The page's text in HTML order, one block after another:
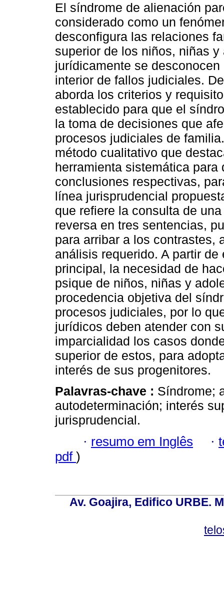
El síndrome de alienación
considerado como un
desconfigura las relaciones
superior de los niños, niñas
jurídicamente se
interior de fallos judiciales.
aborda los criterios y
establecido para que el
la toma de decisiones que
procesos judiciales de
método cualitativo que
herramienta sistemática
conclusiones respectivas,
línea jurisprudencial
que refiere la consulta de
reversa en tres sentencias,
para arribar a los contrastes,
análisis requerido. A partir
principal, la necesidad de
psique de niños, niñas y
procedencia objetiva del
procesos judiciales, por lo
jurídicos deben atender con
imparcialidad los casos
superior de estos, para
interés de sus progenitores.
Palavras-chave : Síndrome;
autodeterminación; interés
jurisprudencial.
· resumo em Inglês ·
pdf )
Av. Goajira, Edifico URBE.